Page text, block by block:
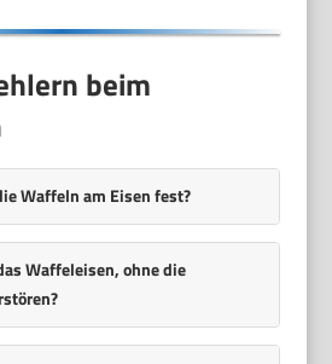
beim
Waffeln am Eisen fest?
Waffeleisen, ohne die